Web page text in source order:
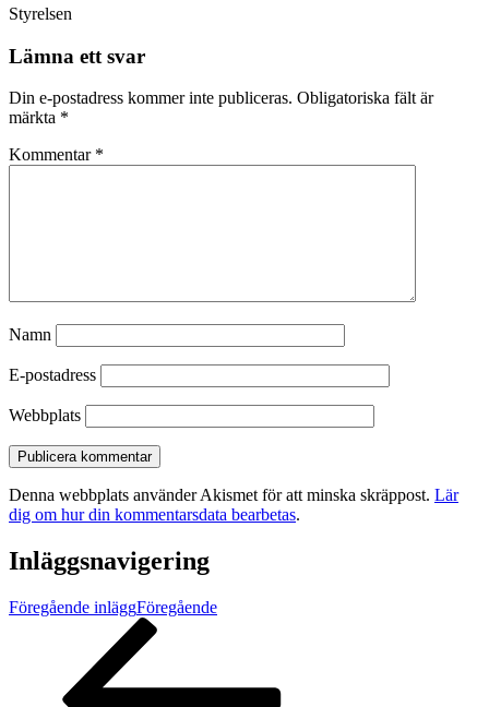
Styrelsen
Lämna ett svar
Din e-postadress kommer inte publiceras. Obligatoriska fält är
märkta *
Kommentar *
Namn
E-postadress
Webbplats
Denna webbplats använder Akismet för att minska skräppost. Lär
dig om hur din kommentarsdata bearbetas.
Inläggsnavigering
Föregående inläggFöregående